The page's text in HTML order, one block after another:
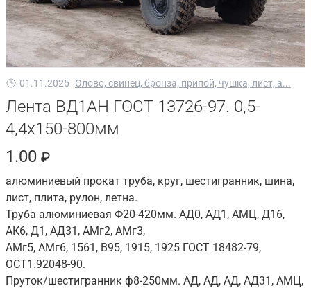
01.11.2025 Олово, свинец, бронза, припой, чушка, лист, а...
Лента ВД1АН ГОСТ 13726-97. 0,5-
4,4х150-800мм
1.00 ₽
алюминиевый прокат труба, круг, шестигранник, шина,
лист, плита, рулон, летна.
Труба алюминиевая Ф20-420мм. АД0, АД1, АМЦ, Д16,
АК6, Д1, АД31, АМг2, АМг3,
АМг5, АМг6, 1561, В95, 1915, 1925 ГОСТ 18482-79,
ОСТ1.92048-90.
Пруток/шестигранник ф8-250мм. АД, АД, АД, АД31, АМЦ,